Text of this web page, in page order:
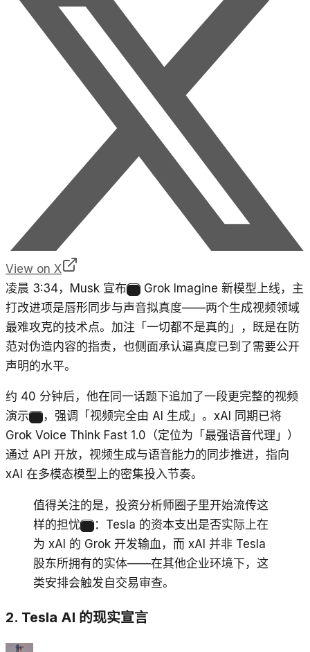
View on X
凌晨 3:34，Musk 宣布
Grok Imagine 新模型上线，主
打改进项是唇形同步与声音拟真度——两个生成视频领域
最难攻克的技术点。加注「一切都不是真的」，既是在防
范对伪造内容的指责，也侧面承认逼真度已到了需要公开
声明的水平。
约 40 分钟后，他在同一话题下追加了一段更完整的视频
演示
，强调「视频完全由 AI 生成」。xAI 同期已将
Grok Voice Think Fast 1.0（定位为「最强语音代理」）
通过 API 开放，视频生成与语音能力的同步推进，指向
xAI 在多模态模型上的密集投入节奏。
值得关注的是，投资分析师圈子里开始流传这
样的担忧
：Tesla 的资本支出是否实际上在
为 xAI 的 Grok 开发输血，而 xAI 并非 Tesla
股东所拥有的实体——在其他企业环境下，这
类安排会触发自交易审查。
2. Tesla AI 的现实宣言